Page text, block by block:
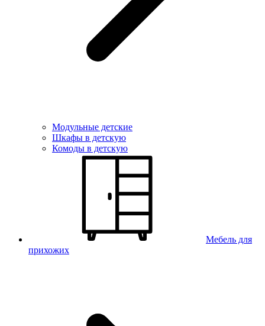
Модульные детские
Шкафы в детскую
Комоды в детскую
Мебель для
прихожих